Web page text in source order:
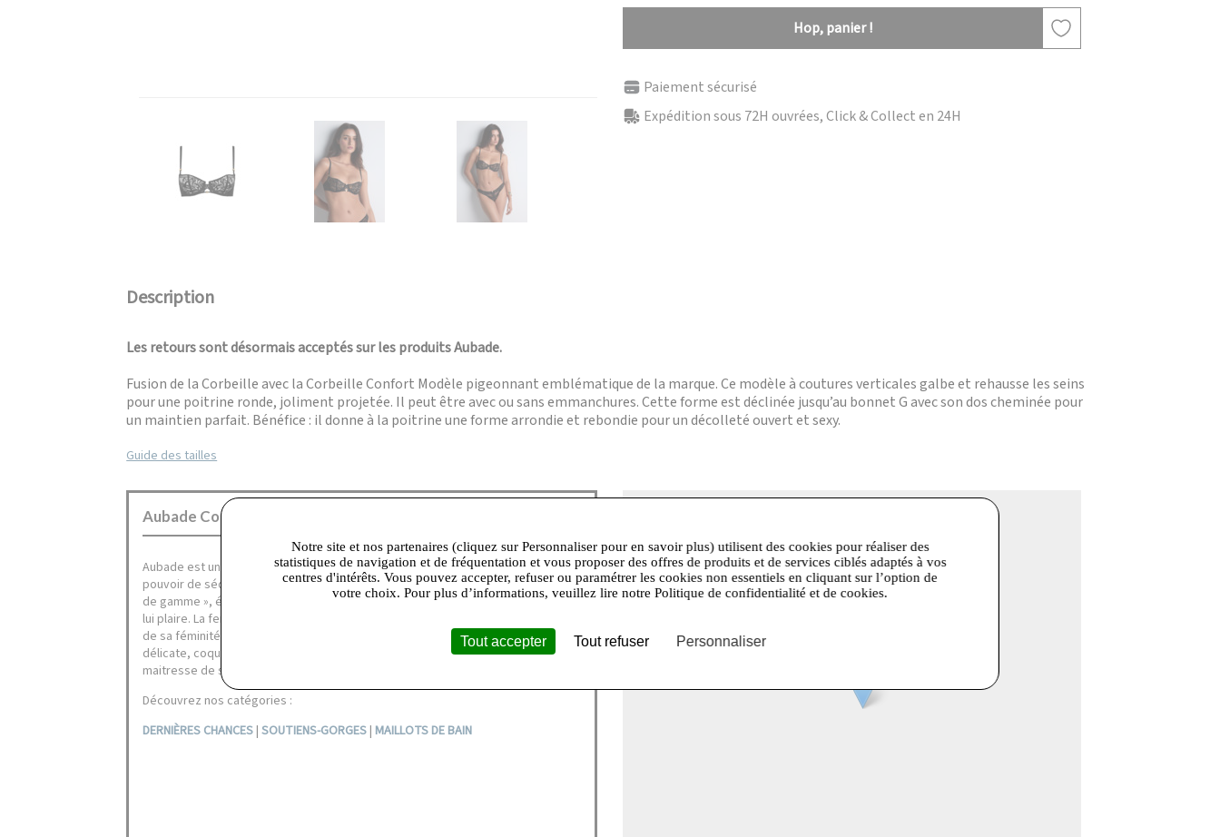
Hop, panier !
Paiement sécurisé
Expédition sous 72H ouvrées, Click & Collect en 24H
Description
Les retours sont désormais acceptés sur les produits Aubade.
Fusion de la Corbeille avec la Corbeille Confort Modèle pigeonnant emblématique de la marque. Ce modèle à coutures verticales galbe et rehausse les seins
pour une poitrine ronde, joliment projetée. Il peut être avec ou sans emmanchures. Cette forme est déclinée jusqu’au bonnet G avec son dos cheminée pour
un maintien parfait. Bénéfice : il donne à la poitrine une forme arrondie et rebondie pour un décolleté ouvert et sexy.
Guide des tailles
Aubade Corbeil :
Aubade est une marque de lingerie haut de gamme, hymne à la féminité et à son
pouvoir de séduction. Porter une parure Aubade c’est porter une lingerie « haut
de gamme », élégante et raffinée mettant le corps en valeur afin se plaire et de
lui plaire. La femme Aubade assume son corps, revendique sa sensualité et joue
de sa féminité au naturelle. Elle est tour à tour romantique, provocante,
délicate, coquine, douce, discrète, audacieuse, élégante et complice. Elle est
maitresse de sa maîtresse de sa séduction, veut en jouer et la partager.
Découvrez nos catégories :
DERNIÈRES CHANCES |SOUTIENS-GORGES | MAILLOTS DE BAIN
−
Notre site et nos partenaires (cliquez sur Personnaliser pour en savoir plus) utilisent des cookies pour réaliser des
statistiques de navigation et de fréquentation et vous proposer des offres de produits et de services ciblés adaptés à vos
centres d'intérêts. Vous pouvez accepter, refuser ou paramétrer les cookies non essentiels en cliquant sur l’option de
votre choix. Pour plus d’informations, veuillez lire notre Politique de confidentialité et de cookies.
Tout accepter Tout refuser Personnaliser